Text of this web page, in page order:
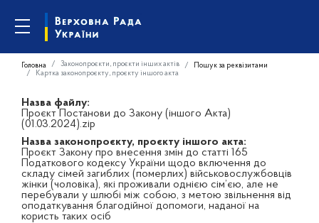
Головна Законопроєкти, проєкти інших актів
Пошук за реквізитами
Картка законопроєкту, проєкту іншого акта
Назва файлу:
Проєкт Постанови до Закону (іншого Акта)
(01.03.2024).zip
Назва законопроєкту, проєкту іншого акта:
Проєкт Закону про внесення змін до статті 165
Податкового кодексу України щодо включення до
складу сімей загиблих (померлих) військовослужбовців
жінки (чоловіка), які проживали однією сім’єю, але не
перебували у шлюбі між собою, з метою звільнення від
оподаткування благодійної допомоги, наданої на
користь таких осіб